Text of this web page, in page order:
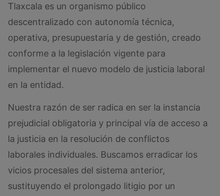
Tlaxcala es un organismo público
descentralizado con autonomía técnica,
operativa, presupuestaria y de gestión, creado
conforme a la legislación vigente para
implementar el nuevo modelo de justicia laboral
en la entidad.
Nuestra razón de ser radica en ser la instancia
prejudicial obligatoria y principal vía de acceso a
la justicia en la resolución de conflictos
laborales individuales. Buscamos erradicar los
vicios procesales del sistema anterior,
sustituyendo el prolongado litigio por un